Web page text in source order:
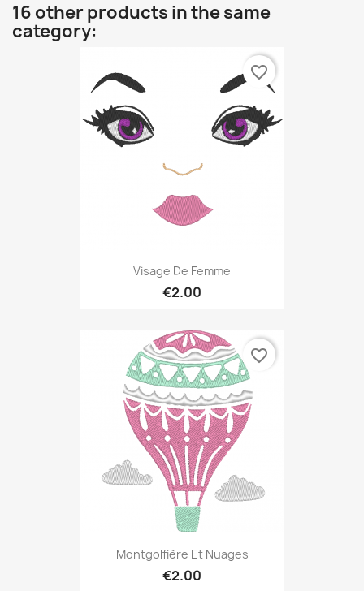
16 other products in the same
category:
Visage De Femme
€2.00
favorite_border
Montgolfière Et Nuages
€2.00
favorite_border